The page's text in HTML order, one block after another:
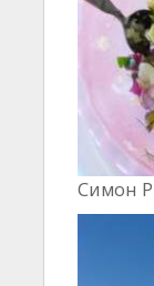
Симон